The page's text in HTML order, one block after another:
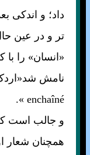
داد؛ و اندکی
تر و در عین
«انسان» را
enchaîné ».
و جالب است
همچنان شعار